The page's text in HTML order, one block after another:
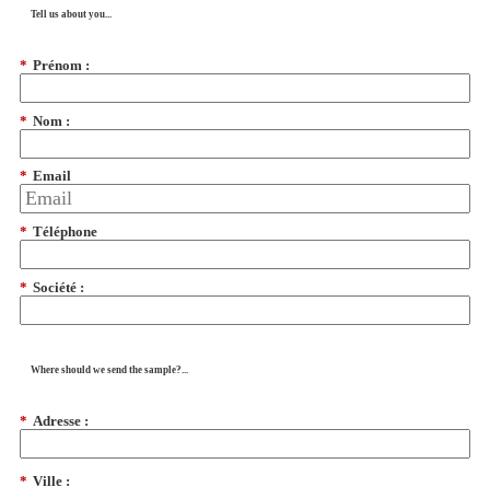
Tell us about you...
* Prénom :
* Nom :
* Email
* Téléphone
* Société :
Where should we send the sample?...
* Adresse :
* Ville :